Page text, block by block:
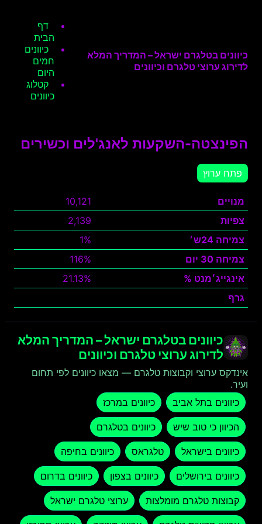
כיוונים בטלגרם ישראל – המדריך המלא
לדירוג ערוצי טלגרם וכיוונים
דף
הבית
כיוונים
חמים
היום
קטלוג
כיוונים
הפינצטה-השקעות לאנג'לים וכשירים
פתח ערוץ
מנויים
10,121
צפיות
2,139
צמיחה 24ש׳
1%
צמיחה 30 יום
116%
אינגייג׳מנט %
21.13%
גרף
כיוונים בטלגרם ישראל – המדריך המלא
לדירוג ערוצי טלגרם וכיוונים
אינדקס ערוצי וקבוצות טלגרם — מצאו כיוונים לפי תחום
ועיר.
כיוונים בתל אביב
כיוונים במרכז
הכיוון כי טוב שיש כיוונים בטלגרם
כיוונים בישראל טלגראס כיוונים בחיפה
כיוונים בירושלים כיוונים בצפון כיוונים בדרום
קבוצות טלגרם מומלצות ערוצי טלגרם ישראל